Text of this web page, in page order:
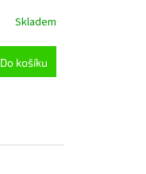
Skladem
Do košíku